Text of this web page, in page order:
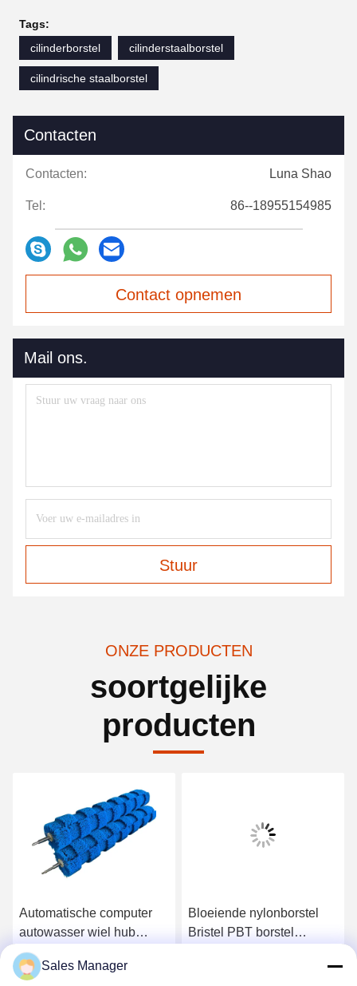
Tags:
cilinderborstel
cilinderstaalborstel
cilindrische staalborstel
Contacten
Contacten: Luna Shao
Tel: 86--18955154985
Contact opnemen
Mail ons.
Stuur
ONZE PRODUCTEN
soortgelijke
producten
Automatische computer
autowasser wiel hub
borstel rol met hoge / lage
bont borstel roestvrij staal
Krijg Beste Prijs
Bloeiende nylonborstel
Bristel PBT borstel
Sales Manager